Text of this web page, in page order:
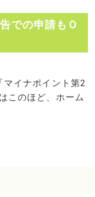
での申請もＯ
マイナポイント第2
このほど、ホーム